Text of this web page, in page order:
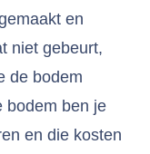
en
niet gebeurt,
de bodem
bodem ben je
en die kosten